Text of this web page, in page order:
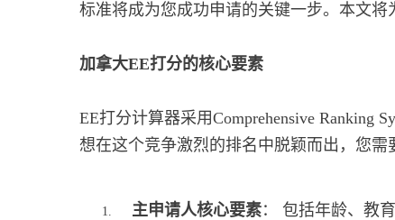
标准将成为您成功申请的关键一步。本文将
加拿大EE打分的核心要素
EE打分计算器采用Comprehensive Ranking
想在这个竞争激烈的排名中脱颖而出，您需
主申请人核心要素： 包括年龄、教